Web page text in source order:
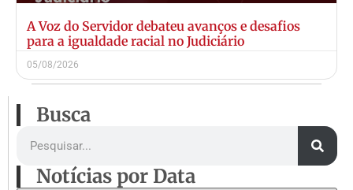
A Voz do Servidor debateu avanços e desafios
para a igualdade racial no Judiciário
05/08/2026
Busca
Notícias por Data